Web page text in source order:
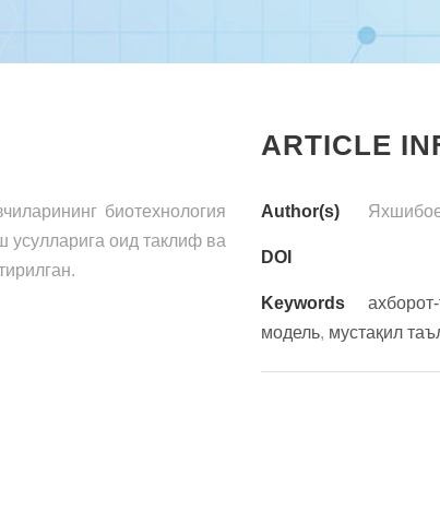
биотехнология
оид таклиф ва
ARTICLE
Author(s)
DOI
Keywords
модель, мустақил